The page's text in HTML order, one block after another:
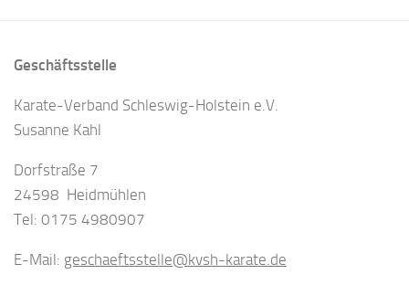
Geschäftsstelle
Karate-Verband Schleswig-Holstein e.V.
Susanne Kahl
Dorfstraße 7
24598 Heidmühlen
Tel: 0175 4980907
E-Mail: geschaeftsstelle@kvsh-karate.de